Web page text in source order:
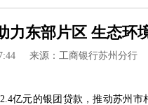
力东部片区 生态环
来源：工商银行苏州分行
亿元的银团贷款，推动苏州